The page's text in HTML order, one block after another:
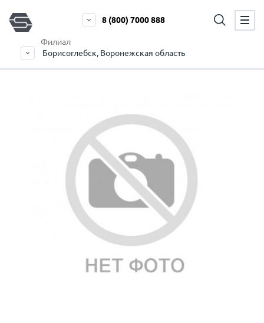
Филиал
Борисоглебск, Воронежская область
8 (800) 7000 888